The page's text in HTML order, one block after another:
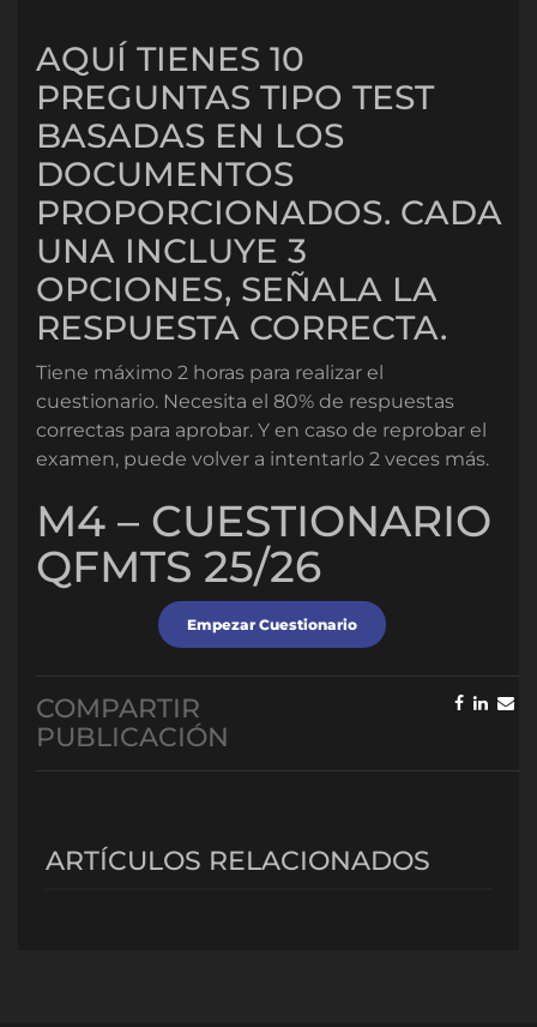
AQUÍ TIENES 10
PREGUNTAS TIPO TEST
BASADAS EN LOS
DOCUMENTOS
PROPORCIONADOS. CADA
UNA INCLUYE 3
OPCIONES, SEÑALA LA
RESPUESTA CORRECTA.
Tiene máximo 2 horas para realizar el
cuestionario. Necesita el 80% de respuestas
correctas para aprobar. Y en caso de reprobar el
examen, puede volver a intentarlo 2 veces más.
M4 – CUESTIONARIO
QFMTS 25/26
COMPARTIR
PUBLICACIÓN
ARTÍCULOS RELACIONADOS